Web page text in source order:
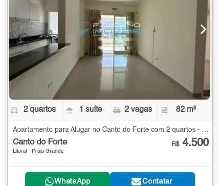
2 quartos 1 suíte 2 vagas 82 m²
Canto do Forte
Litoral - Praia Grande
R$ 4.500
WhatsApp Contatar